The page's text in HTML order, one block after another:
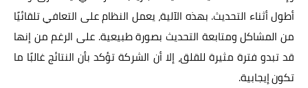
أطول أثناء التحديث. بهذه الآلية، يعمل النظام على التعافي تلقائيًا
من المشاكل ومتابعة التحديث بصورة طبيعية. على الرغم من إنها
قد تبدو فترة مثيرة للقلق، إلا أن الشركة تؤكد بأن النتائج غالبًا ما
تكون إيجابية.